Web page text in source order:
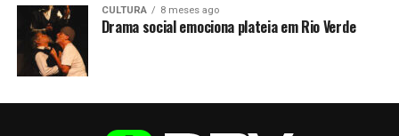
CULTURA 8 meses ago
Drama social emociona plateia em Rio Verde